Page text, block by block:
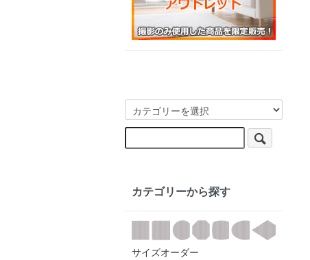
カテゴリーから探す
サイズオーダー